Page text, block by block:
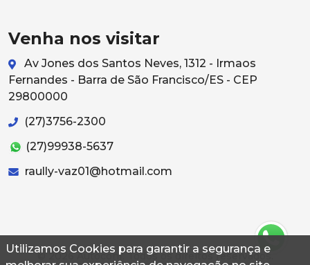
Utilizamos Cookies para garantir a segurança e
Venha nos visitar
Av Jones dos Santos Neves, 1312 - Irmaos
Fernandes - Barra de São Francisco/ES - CEP
29800000
(27)3756-2300
(27)99938-5637
raully-vaz01@hotmail.com
© 2026 Autoconf. Todos os direitos reservados.